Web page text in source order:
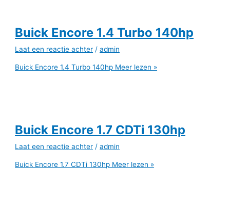
Buick Encore 1.4 Turbo 140hp
Laat een reactie achter /admin
Buick Encore 1.4 Turbo 140hp Meer lezen »
Buick Encore 1.7 CDTi 130hp
Laat een reactie achter /admin
Buick Encore 1.7 CDTi 130hp Meer lezen »